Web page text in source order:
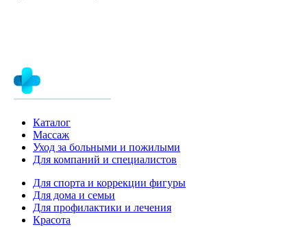
Каталог
Массаж
Уход за больными и пожилыми
Для компаний и специалистов
Для спорта и коррекции фигуры
Для дома и семьи
Для профилактики и лечения
Красота